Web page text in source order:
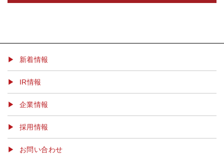
▶ 新着情報
IR情報
企業情報
採用情報
お問い合わせ